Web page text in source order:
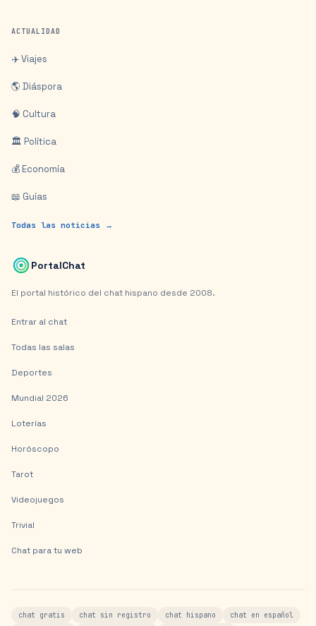
ACTUALIDAD
✈️ Viajes
🌎 Diáspora
🧠 Cultura
🏛️ Política
💰 Economía
📖 Guías
Todas las noticias →
PortalChat
El portal histórico del chat hispano desde 2008.
Entrar al chat
Todas las salas
Deportes
Mundial 2026
Loterías
Horóscopo
Tarot
Videojuegos
Trivial
Chat para tu web
chat gratis chat sin registro chat hispano chat en español